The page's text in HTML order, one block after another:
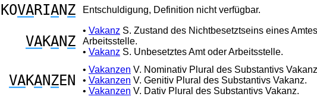
KOVARIANZ Entschuldigung, Definition nicht verfügbar.
VAKANZ
• Vakanz S. Zustand des Nichtbesetztseins eines
Arbeitsstelle.
• Vakanz S. Unbesetztes Amt oder Arbeitsstelle.
VAKANZEN
• Vakanzen V. Nominativ Plural des Substantivs
• Vakanzen V. Genitiv Plural des Substantivs Vakanz.
• Vakanzen V. Dativ Plural des Substantivs Vakanz.